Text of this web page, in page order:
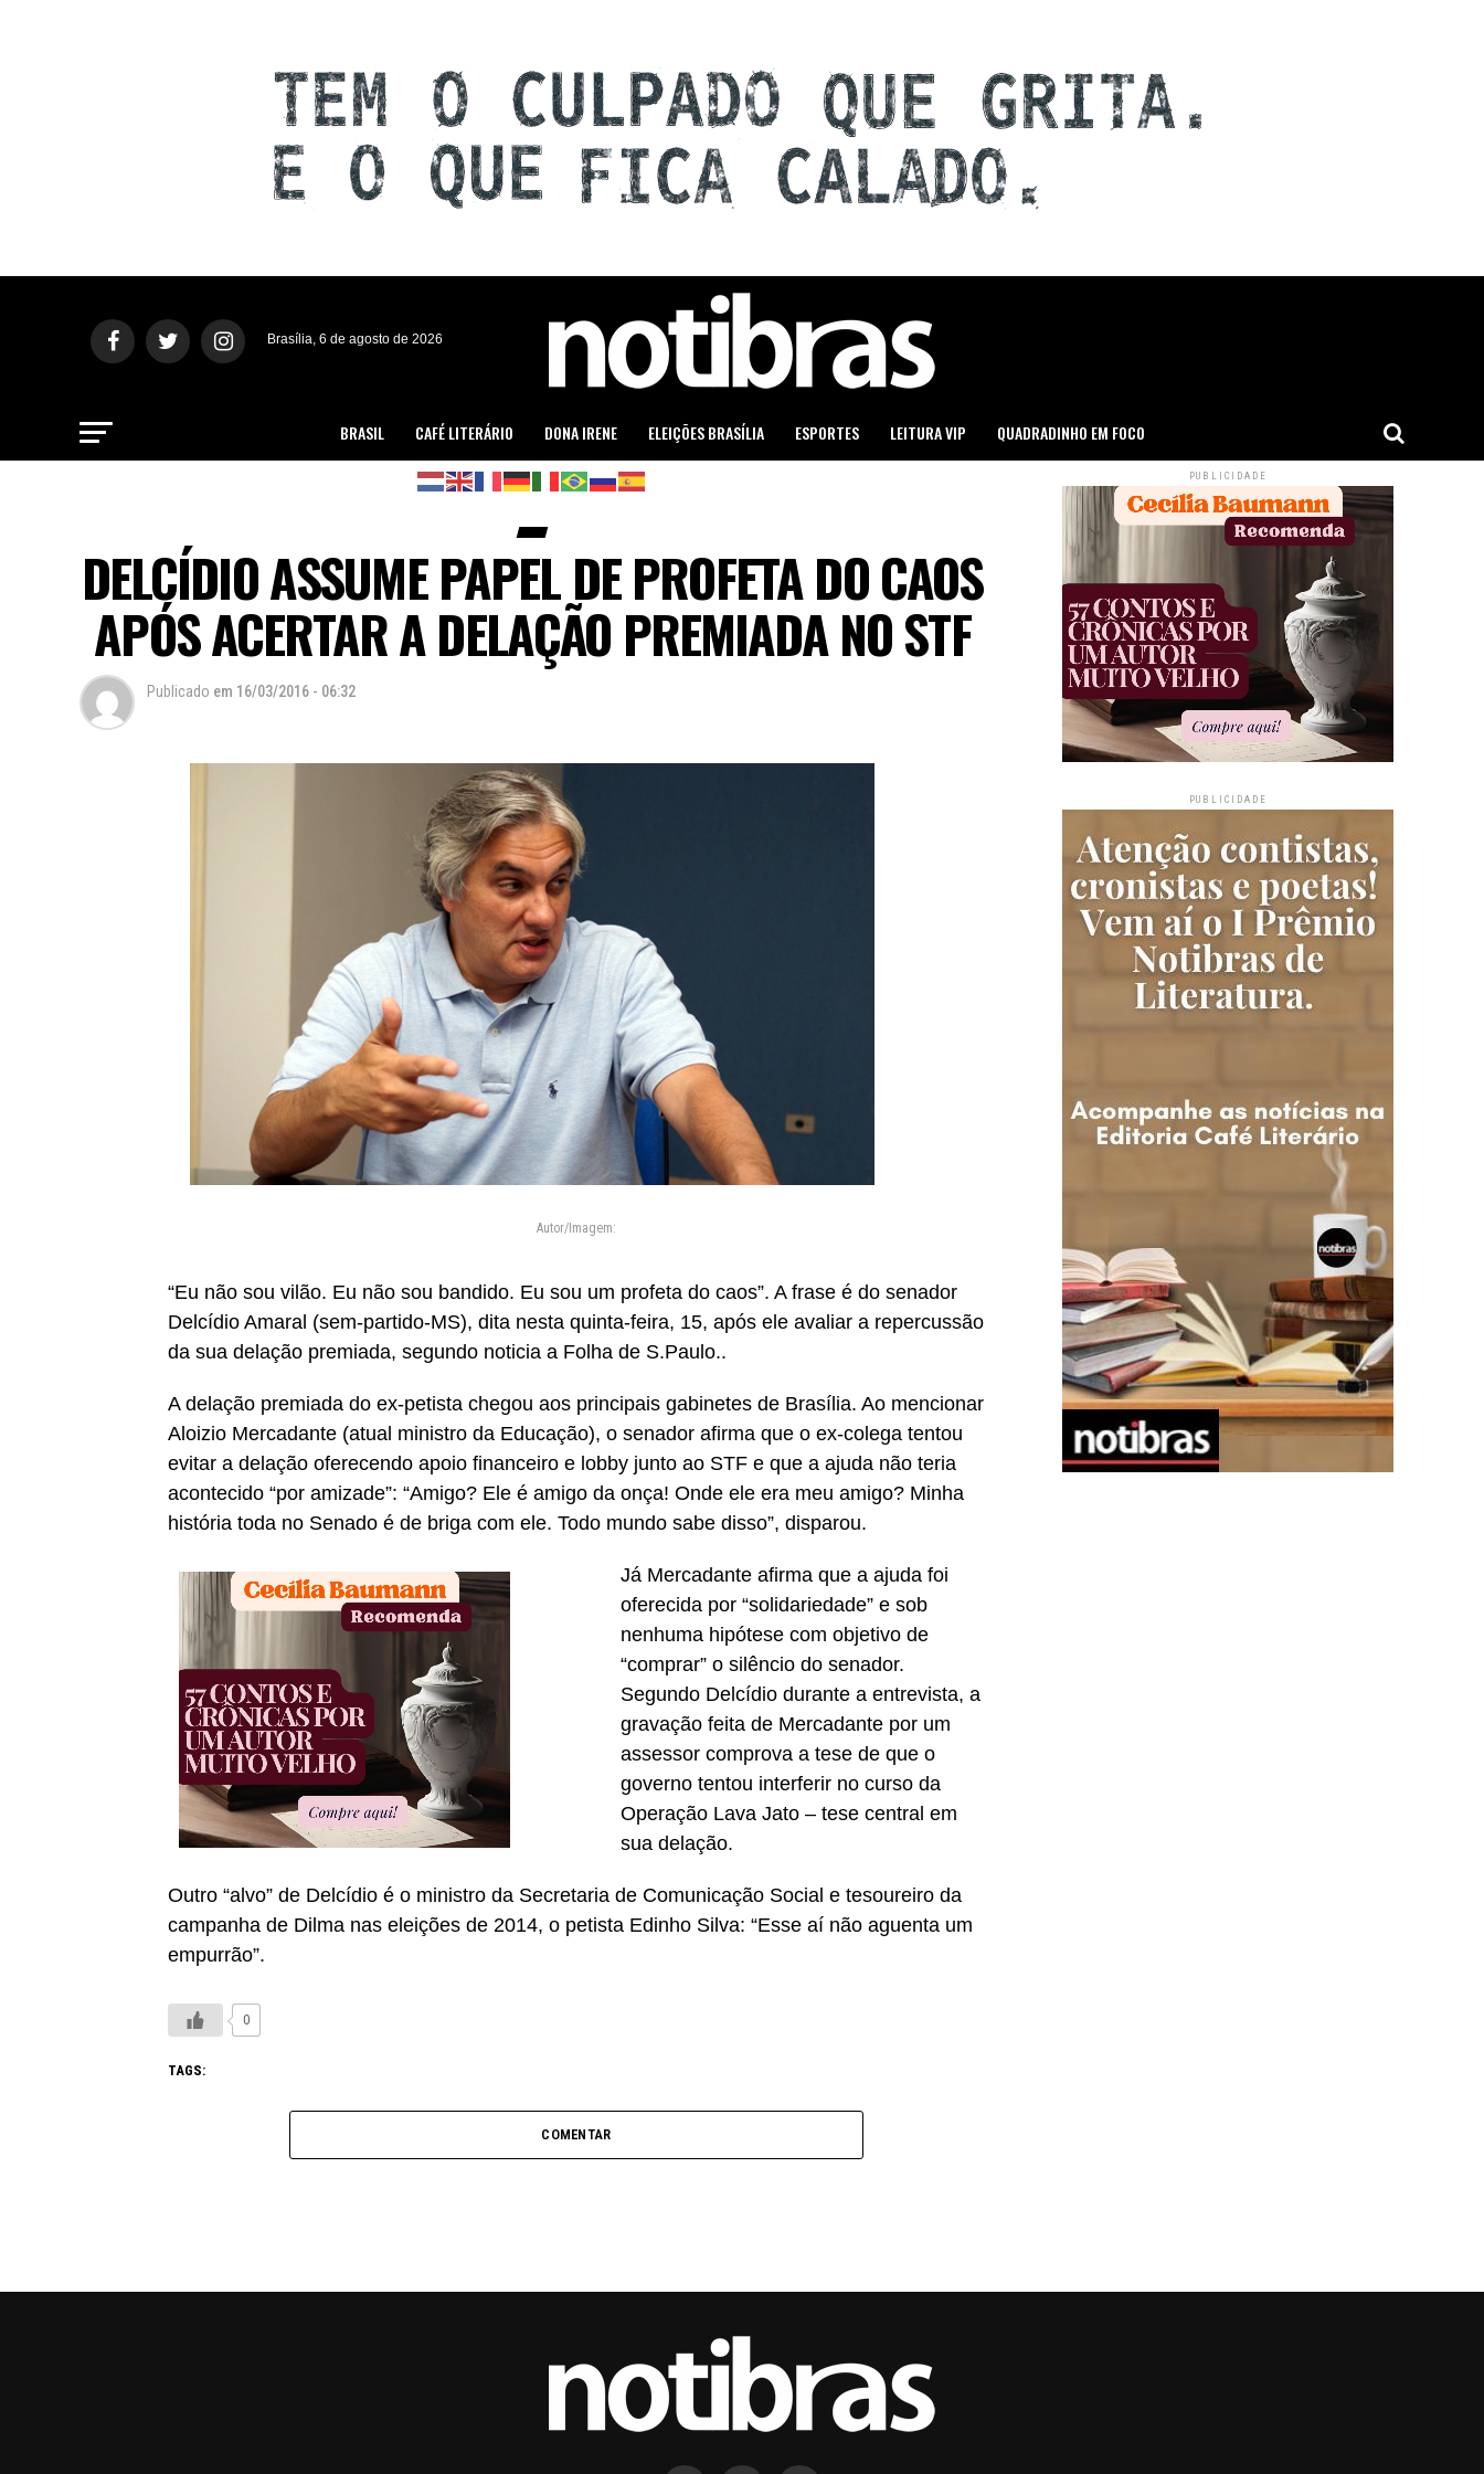
Brasília, 6 de agosto de 2026
BRASIL CAFÉ LITERÁRIO DONA IRENE ELEIÇÕES BRASÍLIA ESPORTES LEITURA VIP QUADRADINHO EM FOCO
DELCÍDIO ASSUME PAPEL DE PROFETA DO CAOS
APÓS ACERTAR A DELAÇÃO PREMIADA NO STF
Publicado em 16/03/2016 - 06:32
Autor/Imagem:
“Eu não sou vilão. Eu não sou bandido. Eu sou um profeta do caos”. A frase é do senador
Delcídio Amaral (sem-partido-MS), dita nesta quinta-feira, 15, após ele avaliar a repercussão
da sua delação premiada, segundo noticia a Folha de S.Paulo..
A delação premiada do ex-petista chegou aos principais gabinetes de Brasília. Ao mencionar
Aloizio Mercadante (atual ministro da Educação), o senador afirma que o ex-colega tentou
evitar a delação oferecendo apoio financeiro e lobby junto ao STF e que a ajuda não teria
acontecido “por amizade”: “Amigo? Ele é amigo da onça! Onde ele era meu amigo? Minha
história toda no Senado é de briga com ele. Todo mundo sabe disso”, disparou.
Já Mercadante afirma que a ajuda foi
oferecida por “solidariedade” e sob
nenhuma hipótese com objetivo de
“comprar” o silêncio do senador.
Segundo Delcídio durante a entrevista, a
gravação feita de Mercadante por um
assessor comprova a tese de que o
governo tentou interferir no curso da
Operação Lava Jato – tese central em
sua delação.
Outro “alvo” de Delcídio é o ministro da Secretaria de Comunicação Social e tesoureiro da
campanha de Dilma nas eleições de 2014, o petista Edinho Silva: “Esse aí não aguenta um
empurrão”.
0
TAGS:
COMENTAR
PUBLICIDADE
PUBLICIDADE